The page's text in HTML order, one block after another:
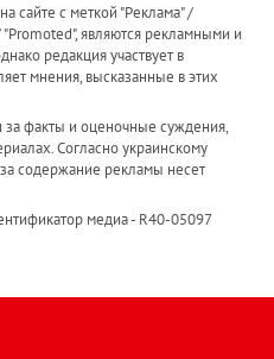
сайте с меткой "Реклама" /
являются рекламными и
редакция участвует в
мнения, высказанные в этих
за факты и оценочные суждения,
Согласно украинскому
за содержание рекламы несет
медиа - R40-05097